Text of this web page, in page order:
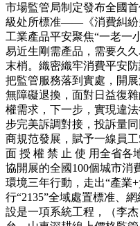
市場監管局制定發布全國
級处所標准——《消費糾紛
工業產品平安聚焦“一老一
易近生剛需產品，需要久
末梢。織密織牢消費平安
把監管服務落到實處，開
無障礙退換，面對日益復
權需求，下一步，實現違
步完美訴調對接，投訴量
商規范發展，賦予一線員
面 授 權 禁 止 使 用全省各
協開展的全國100個城市消
環境三年行動，走出“產業
行“2135”全域處置標准、
設是一項系統工程，（李